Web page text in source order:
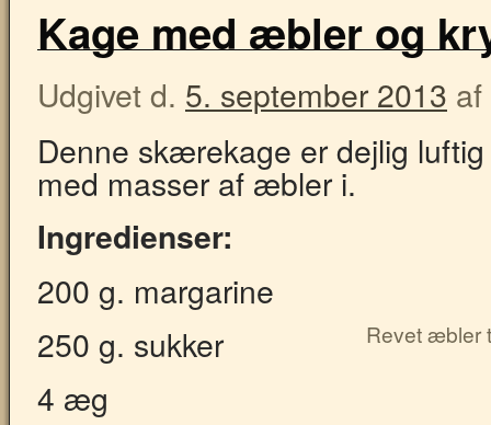
Kage med æbler og
Udgivet d. 5. september 2013 af
Denne skærekage er dejlig
med masser af æbler i.
Ingredienser:
Revet æbler
200 g. margarine
250 g. sukker
4 æg